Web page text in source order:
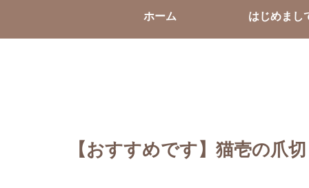
ホーム はじめまし
【おすすめです】猫壱の爪